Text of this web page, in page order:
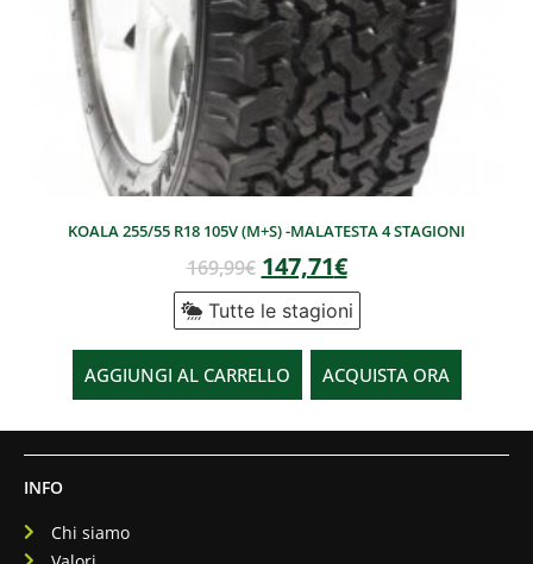
KOALA 255/55 R18 105V (M+S) -MALATESTA 4 STAGIONI
169,99€ 147,71€
Tutte le stagioni
AGGIUNGI AL CARRELLO ACQUISTA ORA
INFO
Chi siamo